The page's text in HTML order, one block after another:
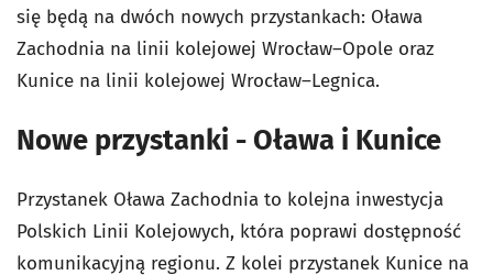
się będą na dwóch nowych przystankach: Oława
Zachodnia na linii kolejowej Wrocław–Opole oraz
Kunice na linii kolejowej Wrocław–Legnica.
Nowe przystanki - Oława i Kunice
Przystanek Oława Zachodnia to kolejna inwestycja
Polskich Linii Kolejowych, która poprawi dostępność
komunikacyjną regionu. Z kolei przystanek Kunice na